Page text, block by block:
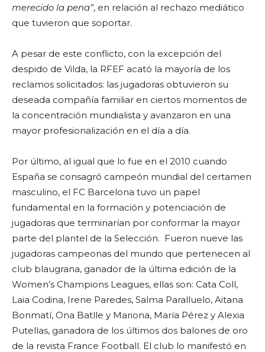
merecido la pena”, en relación al rechazo mediático
que tuvieron que soportar.
A pesar de este conflicto, con la excepción del
despido de Vilda, la RFEF acató la mayoría de los
reclamos solicitados: las jugadoras obtuvieron su
deseada compañía familiar en ciertos momentos de
la concentración mundialista y avanzaron en una
mayor profesionalización en el día a día.
Por último, al igual que lo fue en el 2010 cuando
España se consagró campeón mundial del certamen
masculino, el FC Barcelona tuvo un papel
fundamental en la formación y potenciación de
jugadoras que terminarían por conformar la mayor
parte del plantel de la Selección. Fueron nueve las
jugadoras campeonas del mundo que pertenecen al
club blaugrana, ganador de la última edición de la
Women’s Champions Leagues, ellas son: Cata Coll,
Laia Codina, Irene Paredes, Salma Paralluelo, Aitana
Bonmatí, Ona Batlle y Mariona, María Pérez y Alexia
Putellas, ganadora de los últimos dos balones de oro
de la revista France Football. El club lo manifestó en